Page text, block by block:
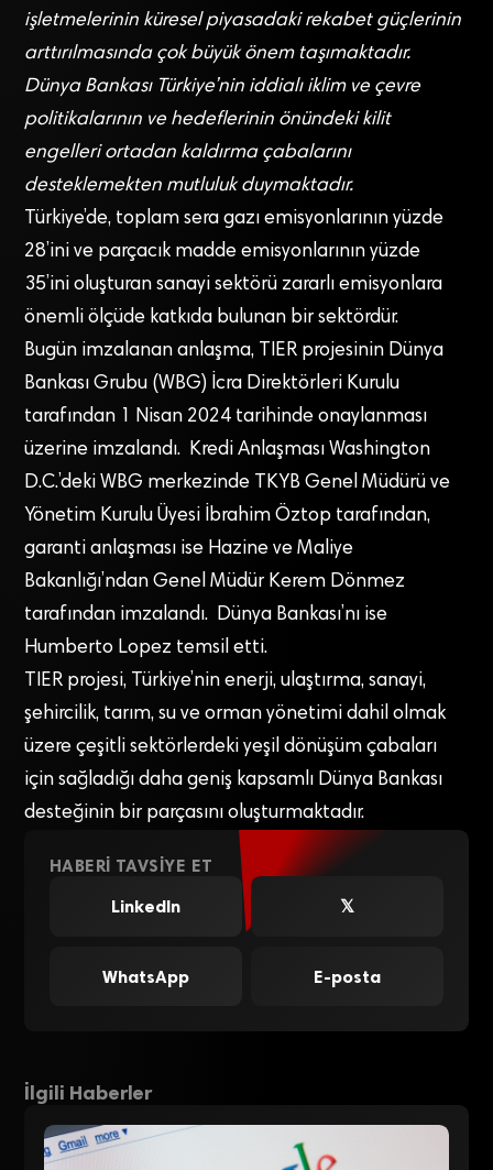
işletmelerinin küresel piyasadaki rekabet güçlerinin
arttırılmasında çok büyük önem taşımaktadır.
Dünya Bankası Türkiye’nin iddialı iklim ve çevre
politikalarının ve hedeflerinin önündeki kilit
engelleri ortadan kaldırma çabalarını
desteklemekten mutluluk duymaktadır.
Türkiye’de, toplam sera gazı emisyonlarının yüzde
28’ini ve parçacık madde emisyonlarının yüzde
35’ini oluşturan sanayi sektörü zararlı emisyonlara
önemli ölçüde katkıda bulunan bir sektördür.
Bugün imzalanan anlaşma, TIER projesinin Dünya
Bankası Grubu (WBG) İcra Direktörleri Kurulu
tarafından 1 Nisan 2024 tarihinde onaylanması
üzerine imzalandı. Kredi Anlaşması Washington
D.C.’deki WBG merkezinde TKYB Genel Müdürü ve
Yönetim Kurulu Üyesi İbrahim Öztop tarafından,
garanti anlaşması ise Hazine ve Maliye
Bakanlığı’ndan Genel Müdür Kerem Dönmez
tarafından imzalandı. Dünya Bankası’nı ise
Humberto Lopez temsil etti.
TIER projesi, Türkiye’nin enerji, ulaştırma, sanayi,
şehircilik, tarım, su ve orman yönetimi dahil olmak
üzere çeşitli sektörlerdeki yeşil dönüşüm çabaları
için sağladığı daha geniş kapsamlı Dünya Bankası
desteğinin bir parçasını oluşturmaktadır.
HABERI TAVSIYE ET
LinkedIn
𝕏
WhatsApp E-posta
İlgili Haberler